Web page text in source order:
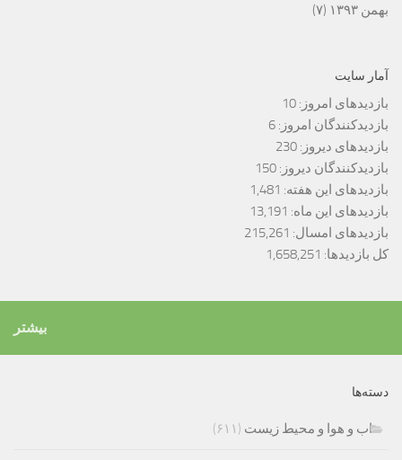
بهمن ۱۳۹۳
(۷)
آمار سایت
بازدیدهای امروز: 10
بازدیدکنندگان امروز: 6
بازدیدهای دیروز: 230
بازدیدکنندگان دیروز: 150
بازدیدهای این هفته: 1,481
بازدیدهای این ماه: 13,191
بازدیدهای امسال: 215,261
کل بازدیدها: 1,658,251
بیشتر
دسته‌ها
اب و هوا و محیط زیست (۶۱۱)